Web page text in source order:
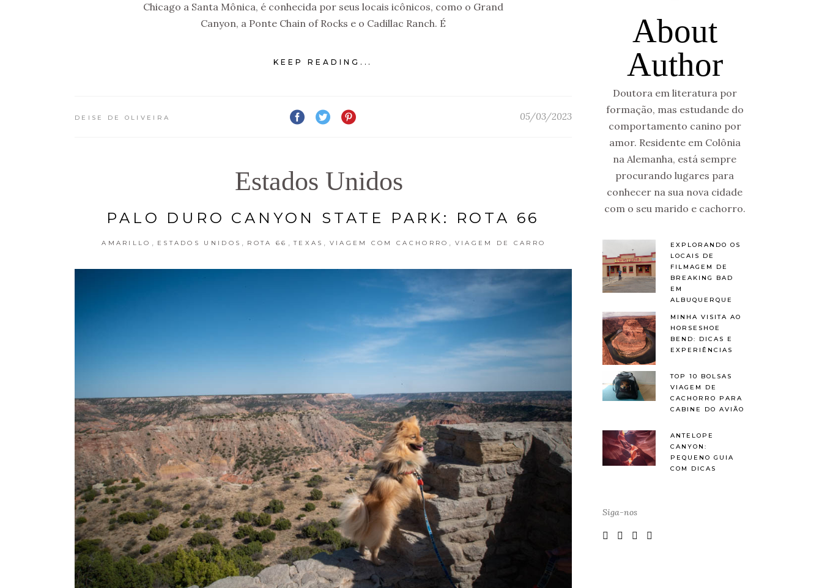
Chicago a Santa Mônica, é conhecida por seus locais icônicos, como o Grand
Canyon, a Ponte Chain of Rocks e o Cadillac Ranch. É
KEEP READING...
DEISE DE OLIVEIRA 05/03/2023
Estados Unidos
PALO DURO CANYON STATE PARK: ROTA 66
AMARILLO , ESTADOS UNIDOS , ROTA 66 , TEXAS , VIAGEM COM CACHORRO , VIAGEM DE CARRO
About
Author
Doutora em literatura por
formação, mas estudande do
comportamento canino por
amor. Residente em Colônia
na Alemanha, está sempre
procurando lugares para
conhecer na sua nova cidade
com o seu marido e cachorro.
EXPLORANDO OS
LOCAIS DE
FILMAGEM DE
BREAKING BAD
EM
ALBUQUERQUE
MINHA VISITA AO
HORSESHOE
BEND: DICAS E
EXPERIÊNCIAS
TOP 10 BOLSAS
VIAGEM DE
CACHORRO PARA
CABINE DO AVIÃO
ANTELOPE
CANYON:
PEQUENO GUIA
COM DICAS
Siga-nos